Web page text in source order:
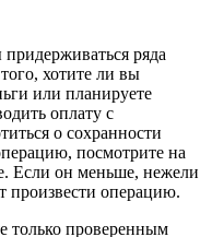
ряда
хотите ли вы
или планируете
оплату с
о сохранности
посмотрите на
Если он меньше, нежели
произвести операцию.
только проверенным